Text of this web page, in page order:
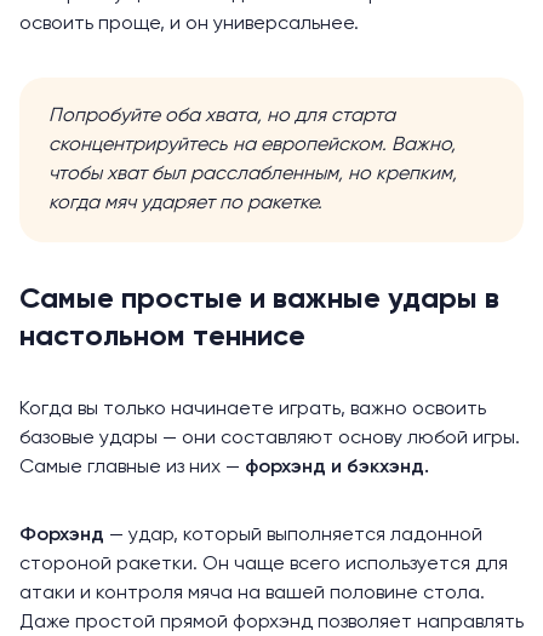
освоить проще, и он универсальнее.
Попробуйте оба хвата, но для старта
сконцентрируйтесь на европейском. Важно,
чтобы хват был расслабленным, но крепким,
когда мяч ударяет по ракетке.
Самые простые и важные удары в
настольном теннисе
Когда вы только начинаете играть, важно освоить
базовые удары — они составляют основу любой игры.
Самые главные из них — форхэнд и бэкхэнд.
Форхэнд — удар, который выполняется ладонной
стороной ракетки. Он чаще всего используется для
атаки и контроля мяча на вашей половине стола.
Даже простой прямой форхэнд позволяет направлять